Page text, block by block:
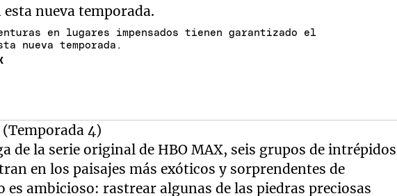
en lugares impensados tienen garantizado el
nueva temporada.
(Temporada 4)
de la serie original de HBO MAX, seis grupos de intrépidos
en los paisajes más exóticos y sorprendentes de
es ambicioso: rastrear algunas de las piedras preciosas